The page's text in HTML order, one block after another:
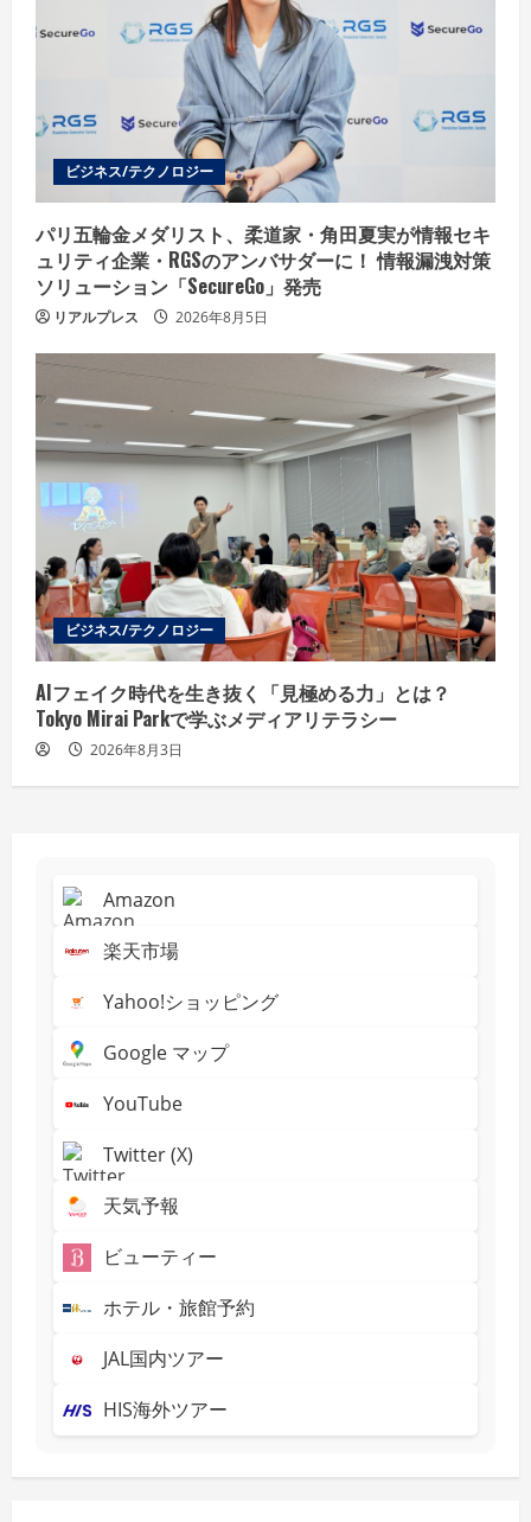
ビジネス/テクノロジー
パリ五輪金メダリスト、柔道家・角田夏実が情報セキ
ュリティ企業・RGSのアンバサダーに！ 情報漏洩対策
ソリューション「SecureGo」発売
リアルプレス 2026年8月5日
ビジネス/テクノロジー
AIフェイク時代を生き抜く「見極める力」とは？
Tokyo Mirai Parkで学ぶメディアリテラシー
2026年8月3日
Amazon
楽天市場
Yahoo!ショッピング
Google マップ
YouTube
Twitter (X)
天気予報
ビューティー
ホテル・旅館予約
JAL国内ツアー
HIS海外ツアー